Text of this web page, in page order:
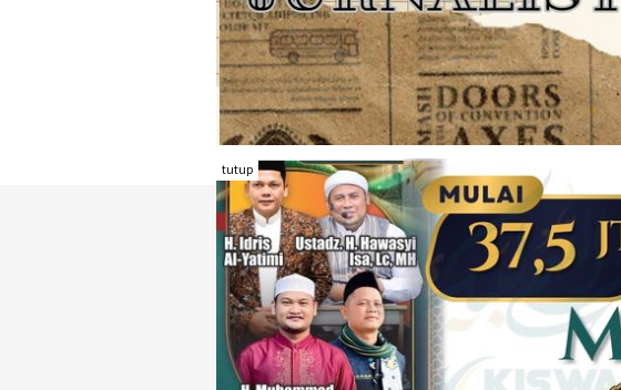
TENTANG RAMBU KOTA REDAKSI
KONTAK KAMI
FORM PENGADUAN
KARIR
tutup